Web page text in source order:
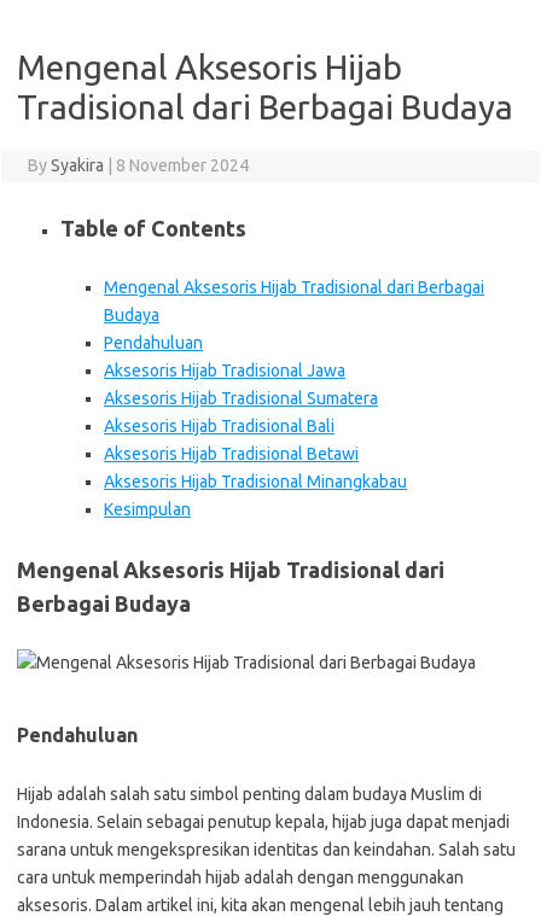
Mengenal Aksesoris Hijab
Tradisional dari Berbagai Budaya
BySyakira 8 November 2024
Table of Contents
Mengenal Aksesoris Hijab Tradisional dari Berbagai
Budaya
Pendahuluan
Aksesoris Hijab Tradisional Jawa
Aksesoris Hijab Tradisional Sumatera
Aksesoris Hijab Tradisional Bali
Aksesoris Hijab Tradisional Betawi
Aksesoris Hijab Tradisional Minangkabau
Kesimpulan
Mengenal Aksesoris Hijab Tradisional dari
Berbagai Budaya
Pendahuluan
Hijab adalah salah satu simbol penting dalam budaya Muslim di
Indonesia. Selain sebagai penutup kepala, hijab juga dapat menjadi
sarana untuk mengekspresikan identitas dan keindahan. Salah satu
cara untuk memperindah hijab adalah dengan menggunakan
aksesoris. Dalam artikel ini, kita akan mengenal lebih jauh tentang